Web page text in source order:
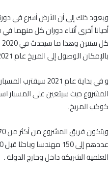
ويعود ذلك إلى أن الأرض أسرع في
أحيانا أخرى أثناء دوران كل
بالإمكان الوصول إلى المريخ عام 2021 وسيتعين علينا الانتظار لعامين كاملين لإعادة التجربة مرة أخرى .
و في بداية عام
المشروع حيث سيتعين على المسبار
كوكب المريخ.
العلمية الشريكة داخل وخارج الدولة .